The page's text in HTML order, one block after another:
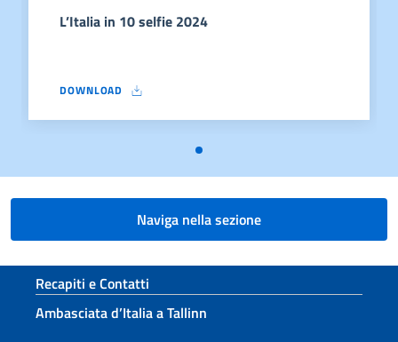
L’Italia in 10 selfie 2024
DOWNLOAD
L’ITALIA IN 10 SELFIE 2024
Naviga nella sezione
Sezione footer
Recapiti e Contatti
Ambasciata d’Italia a Tallinn